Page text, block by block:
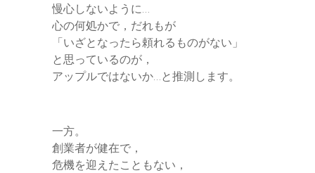
慢心しないように…
心の何処かで，だれもが
「いざとなったら頼れるものがない」
と思っているのが，
アップルではないか…と推測します。
一方。
創業者が健在で，
危機を迎えたこともない，